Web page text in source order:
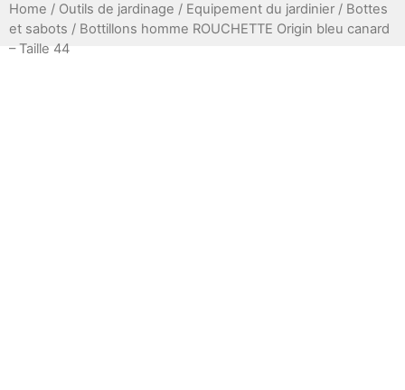
Home / Outils de jardinage / Equipement du jardinier / Bottes
et sabots / Bottillons homme ROUCHETTE Origin bleu canard
– Taille 44